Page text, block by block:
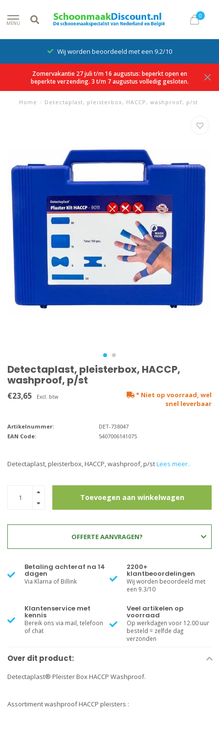
MENU
0
Wij worden beoordeeld met een 9.2/10
Zomervakantie 27 juli t/m 16 augustus: beperkt open en
beperkte verzending. 3 t/m 7 augustus volledig gesloten.
Home / Detectaplast, pleisterbox, HACCP, washproof, p/st
Detectaplast, pleisterbox, HACCP,
washproof, p/st
€23,65 Excl. btw
* Niet op voorraad, wel
snel leverbaar
Artikelnummer:
DET-738047
EAN Code:
5407006141075
Detectaplast, pleisterbox, HACCP, washproof, p/stLees meer..
Toevoegen aan winkelwagen
OFFERTE AANVRAGEN?
Betaling achteraf na 14
dagen
Via Klarna of Billink
2200+
klantbeoordelingen
Wij worden beoordeeld met
een 9.3/10
Klantenservice met
kennis
Bereik ons via mail, telefoon
of chat
Veel artikelen op
voorraad
Op werkdagen voor 12.00 uur
besteld = zelfde dag
verzonden
Over dit product:
Detectaplast® Pleister Box HACCP Washproof.
Assortiment washproof HACCP pleisters :